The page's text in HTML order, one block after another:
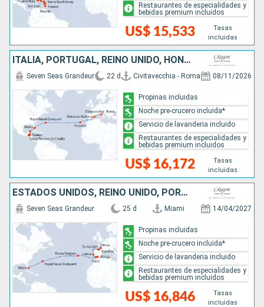
US$ 15,533
Tasas
incluidas
Restaurantes de especialidades y
bebidas premium incluidos
ITALIA, PORTUGAL, REINO UNIDO, HONDURAS, GUATEMALA, BELICE, MÉXICO, ESTADOS UNIDOS
Seven Seas Grandeur 22 d Civitavecchia - Roma 08/11/2026
US$ 16,172
Tasas
incluidas
Propinas incluidas
Noche pre-crucero incluida*
Servicio de lavanderia incluido
Restaurantes de especialidades y
bebidas premium incluidos
ESTADOS UNIDOS, REINO UNIDO, PORTUGAL, ESPAÑA, FRANCIA
Seven Seas Grandeur 25 d Miami 14/04/2027
US$ 16,846
Tasas
incluidas
Propinas incluidas
Noche pre-crucero incluida*
Servicio de lavanderia incluido
Restaurantes de especialidades y
bebidas premium incluidos